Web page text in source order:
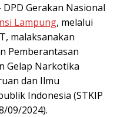
DPD Gerakan Nasional
Lampung, melalui
malaksanakan
Pemberantasan
Gelap Narkotika
dan Ilmu
Indonesia (STKIP
09/2024).